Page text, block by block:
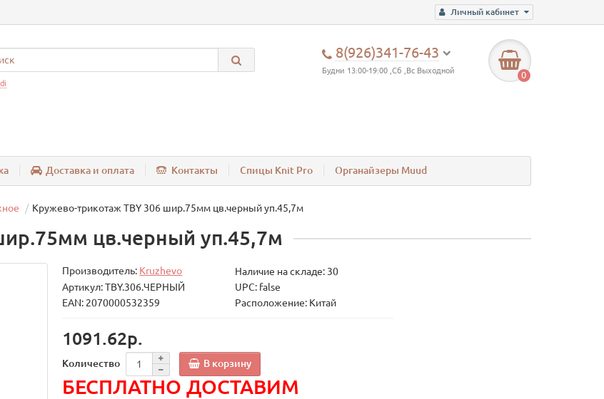
Личный кабинет
8(926)341-76-43
Будни 13:00-19:00 ,Сб ,Вс Выходной 0
Доставка и оплата Контакты Спицы Knit Pro Органайзеры Muud
Кружево-трикотаж TBY 306 шир.75мм цв.черный уп.45,7м
цв.черный уп.45,7м
Производитель: Kruzhevo
Наличие на складе: 30
Артикул: TBY.306.ЧЕРНЫЙ
UPC: false
EAN: 2070000532359
Расположение: Китай
1091.62р.
Количество В корзину
БЕСПЛАТНО ДОСТАВИМ